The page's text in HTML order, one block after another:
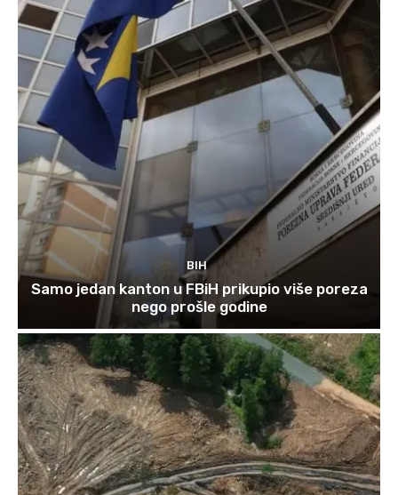
BIH
Samo jedan kanton u FBiH prikupio više poreza
nego prošle godine